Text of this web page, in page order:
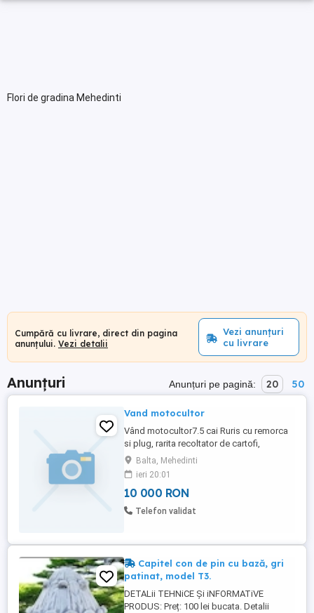
Flori de gradina Mehedinti
Cumpără cu livrare, direct din pagina
anunțului. Vezi detalii
Vezi anunțuri
cu livrare
Anunțuri Anunțuri pe pagină: 20 50
Vand motocultor
Vând motocultor7.5 cai Ruris cu remorca
si plug, rarita recoltator de cartofi,
freze,rarita toate sculele după ea
motocositocositoare cu masa de 1200
mm italiana cu mopor de 7 cai .vind
motocositoare și freza austriaca cu masa
de 900 mm
Balta, Mehedinti
ieri 20:01
10 000 RON
Telefon validat
Capitel con de pin cu bază, gri
patinat, model T3.
DETALii TEHNiCE Și iNFORMATiVE
PRODUS: Preț: 100 lei bucata. Detalii